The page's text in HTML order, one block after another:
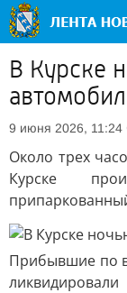
В Курске
9 июня 2026, 11:24
Около трех
Курске
Прибывшие по